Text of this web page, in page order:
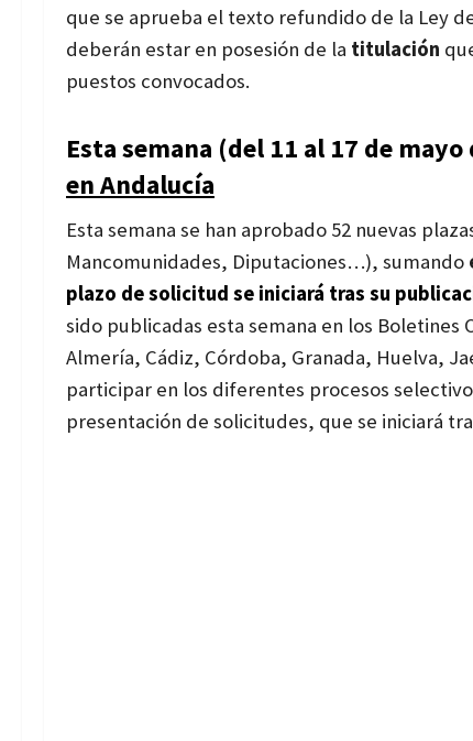
que se aprueba el texto refundido de la Ley
deberán estar en posesión de la titulación
puestos convocados.
Esta semana (del 11 al 17 de mayo
en Andalucía
Esta semana se han aprobado 52 nuevas
Mancomunidades, Diputaciones…), sumando
plazo de solicitud se iniciará tras su
sido publicadas esta semana en los
Almería, Cádiz, Córdoba, Granada, Huelva,
participar en los diferentes procesos
presentación de solicitudes, que se iniciará